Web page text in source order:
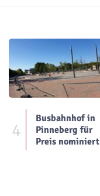
4
Busbahnhof in
Pinneberg für
Preis nominiert